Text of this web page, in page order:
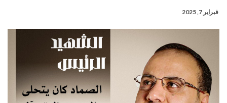
فبراير 7, 2025